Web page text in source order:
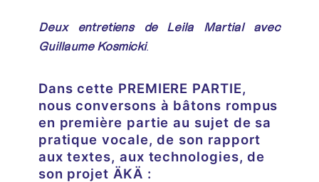
Deux entretiens de Leila Martial avec
Guillaume Kosmicki.
Dans cette PREMIERE PARTIE,
nous conversons à bâtons rompus
en première partie au sujet de sa
pratique vocale, de son rapport
aux textes, aux technologies, de
son projet ÄKÄ :